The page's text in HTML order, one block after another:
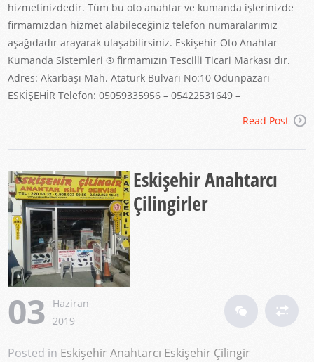
hizmetinizdedir. Tüm bu oto anahtar ve kumanda işlerinizde
firmamızdan hizmet alabileceğiniz telefon numaralarımız
aşağıdadır arayarak ulaşabilirsiniz. Eskişehir Oto Anahtar
Kumanda Sistemleri ® firmamızın Tescilli Ticari Markası dır.
Adres: Akarbaşı Mah. Atatürk Bulvarı No:10 Odunpazarı –
ESKİŞEHİR Telefon: 05059335956 – 05422531649 –
Read Post
Eskişehir Anahtarcı
Çilingirler
03
Haziran
2019
Posted in Eskişehir Anahtarcı Eskişehir Çilingir